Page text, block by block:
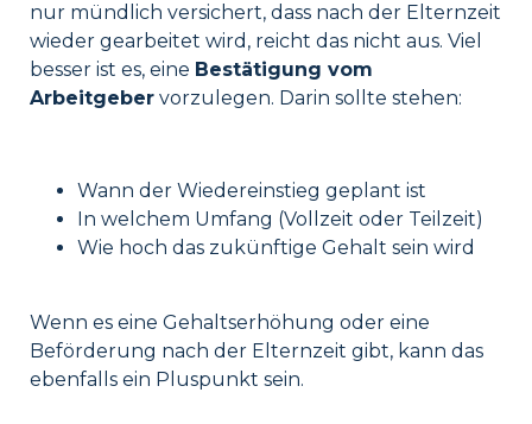
nur mündlich versichert, dass nach der Elternzeit
wieder gearbeitet wird, reicht das nicht aus. Viel
besser ist es, eine Bestätigung vom
Arbeitgeber vorzulegen. Darin sollte stehen:
Wann der Wiedereinstieg geplant ist
In welchem Umfang (Vollzeit oder Teilzeit)
Wie hoch das zukünftige Gehalt sein wird
Wenn es eine Gehaltserhöhung oder eine
Beförderung nach der Elternzeit gibt, kann das
ebenfalls ein Pluspunkt sein.